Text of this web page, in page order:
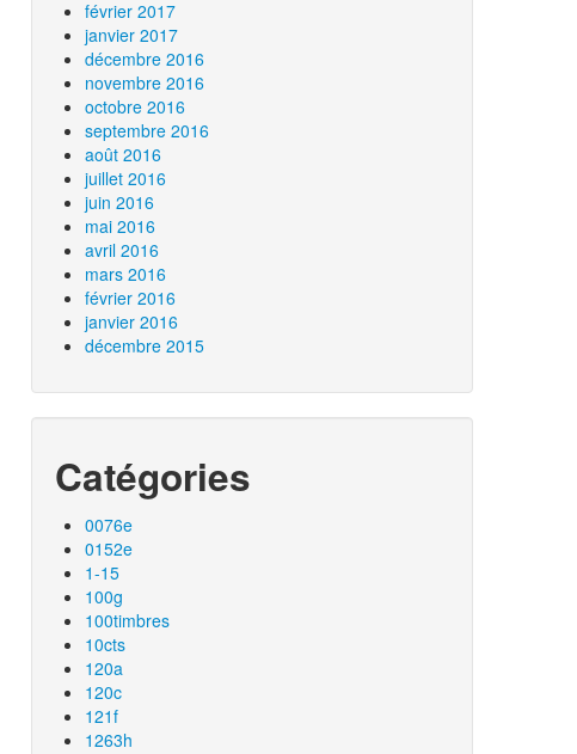
février 2017
janvier 2017
décembre 2016
novembre 2016
octobre 2016
septembre 2016
août 2016
juillet 2016
juin 2016
mai 2016
avril 2016
mars 2016
février 2016
janvier 2016
décembre 2015
Catégories
0076e
0152e
1-15
100g
100timbres
10cts
120a
120c
121f
1263h